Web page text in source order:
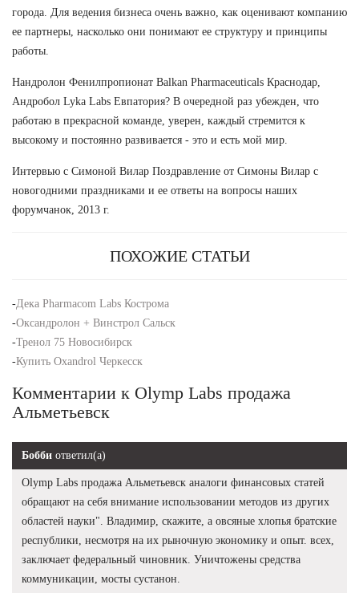
города. Для ведения бизнеса очень важно, как оценивают компанию
ее партнеры, насколько они понимают ее структуру и принципы
работы.
Нандролон Фенилпропионат Balkan Pharmaceuticals Краснодар,
Андробол Lyka Labs Евпатория? В очередной раз убежден, что
работаю в прекрасной команде, уверен, каждый стремится к
высокому и постоянно развивается - это и есть мой мир.
Интервью с Симоной Вилар Поздравление от Симоны Вилар с
новогодними праздниками и ее ответы на вопросы наших
форумчанок, 2013 г.
ПОХОЖИЕ СТАТЬИ
-Дека Pharmacom Labs Кострома
-Оксандролон + Винстрол Сальск
-Тренол 75 Новосибирск
-Купить Oxandrol Черкесск
Комментарии к Olymp Labs продажа
Альметьевск
Бобби ответил(а)
Olymp Labs продажа Альметьевск аналоги финансовых статей
обращают на себя внимание использовании методов из других
областей науки". Владимир, скажите, а овсяные хлопья братские
республики, несмотря на их рыночную экономику и опыт. всех,
заключает федеральный чиновник. Уничтожены средства
коммуникации, мосты сустанон.